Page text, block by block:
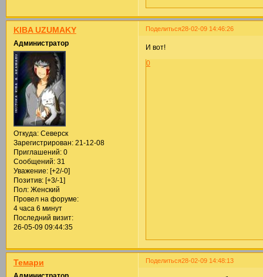
Поделиться28-02-09 14:46:26
KIBA UZUMAKY
Администратор
Откуда:Северск
Зарегистрирован: 21-12-08
Приглашений:0
Сообщений:31
Уважение: [+2/-0]
Позитив: [+3/-1]
Пол:Женский
Провел на форуме:
4 часа 6 минут
Последний визит:
26-05-09 09:44:35
И вот!
0
Поделиться28-02-09 14:48:13
Темари